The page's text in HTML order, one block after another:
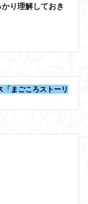
り理解しておき
「まごころストーリ